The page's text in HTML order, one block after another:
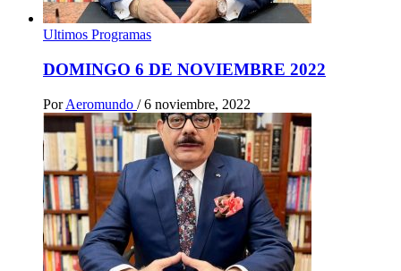
Ultimos Programas
DOMINGO 6 DE NOVIEMBRE 2022
Por Aeromundo / 6 noviembre, 2022